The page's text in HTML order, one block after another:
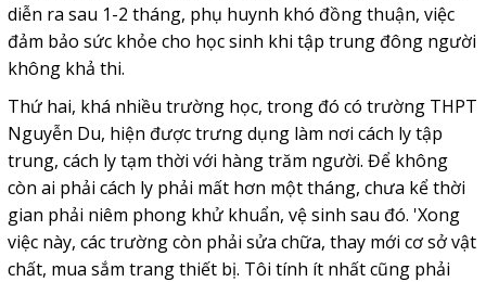
diễn ra sau 1-2 tháng, phụ huynh khó đồng thuận, việc
đảm bảo sức khỏe cho học sinh khi tập trung đông người
không khả thi.
Thứ hai, khá nhiều trường học, trong đó có trường THPT
Nguyễn Du, hiện được trưng dụng làm nơi cách ly tập
trung, cách ly tạm thời với hàng trăm người. Để không
còn ai phải cách ly phải mất hơn một tháng, chưa kể thời
gian phải niêm phong khử khuẩn, vệ sinh sau đó. 'Xong
việc này, các trường còn phải sửa chữa, thay mới cơ sở vật
chất, mua sắm trang thiết bị. Tôi tính ít nhất cũng phải